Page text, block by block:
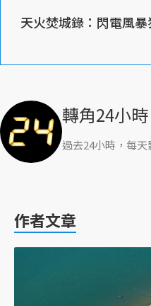
天火焚城錄：閃電風
轉角24小時
過去24小時，每
作者文章